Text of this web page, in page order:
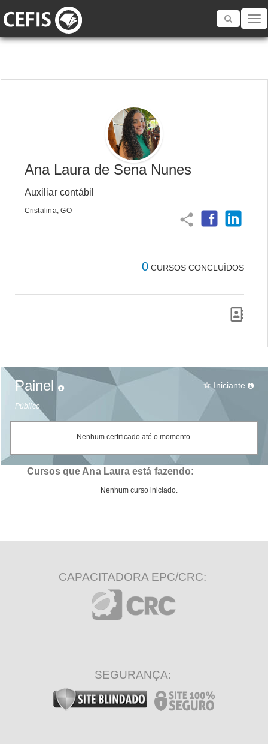
Toggle
Ana Laura de Sena Nunes
Auxiliar contábil
Cristalina, GO
share
0 CURSOS CONCLUÍDOS
Painel
Público
star_border Iniciante
Nenhum certificado até o momento.
Cursos que Ana Laura está fazendo:
Nenhum curso iniciado.
CAPACITADORA EPC/CRC:
SEGURANÇA: